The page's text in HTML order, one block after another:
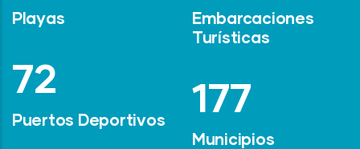
Playas
101
Puertos Deportivos
Embarcaciones
Turísticas
247
Municipios